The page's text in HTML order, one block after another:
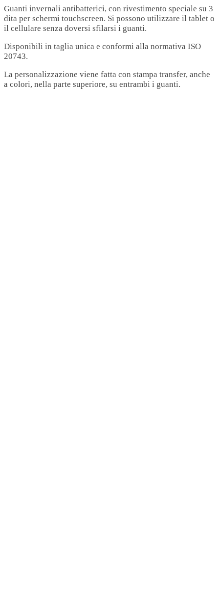
Guanti invernali antibatterici, con rivestimento speciale su 3
dita per schermi touchscreen. Si possono utilizzare il tablet o
il cellulare senza doversi sfilarsi i guanti.
Disponibili in taglia unica e conformi alla normativa ISO
20743.
La personalizzazione viene fatta con stampa transfer, anche
a colori, nella parte superiore, su entrambi i guanti.